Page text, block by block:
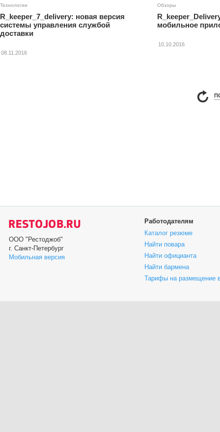
Технологии
R_keeper_7_delivery: новая версия
системы управления службой
доставки
08.11.2016
Обзоры
мобильное
10.10.2016
ООО "Рестоджоб"
г. Санкт-Петербург
Мобильная версия
Работодателям
Каталог резюме
Найти повара
Найти официанта
Найти бармена
Тарифы на размещение